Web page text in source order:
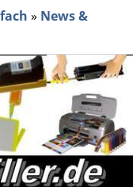
» News &